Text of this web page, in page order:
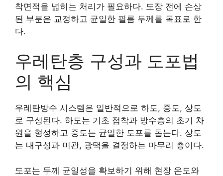
착면적을 넓히는 처리가 필요하다. 도장 전에 손상
된 부분은 교정하고 균일한 필름 두께를 목표로 한
다.
우레탄층 구성과 도포법
의 핵심
우레탄방수 시스템은 일반적으로 하도, 중도, 상도
로 구성된다. 하도는 기초 접착과 방수층의 초기 차
원을 형성하고 중도는 균일한 도포를 돕는다. 상도
는 내구성과 미관, 광택을 결정하는 마무리 층이다.
도포는 두께 균일성을 확보하기 위해 현장 온도와